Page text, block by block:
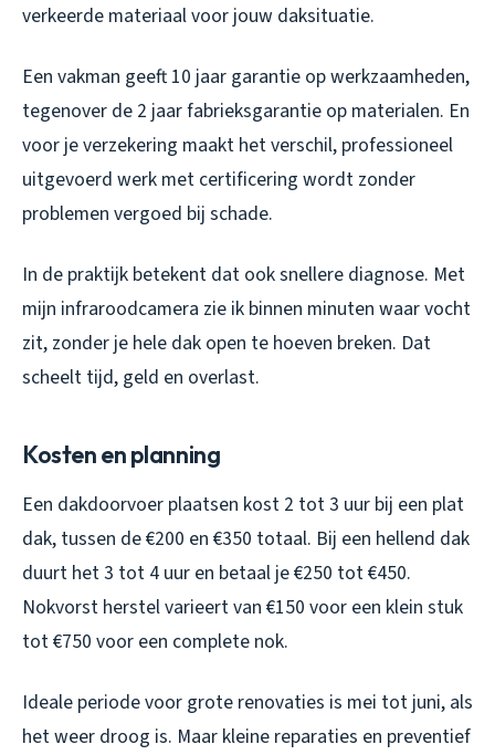
verkeerde materiaal voor jouw daksituatie.
Een vakman geeft 10 jaar garantie op werkzaamheden,
tegenover de 2 jaar fabrieksgarantie op materialen. En
voor je verzekering maakt het verschil, professioneel
uitgevoerd werk met certificering wordt zonder
problemen vergoed bij schade.
In de praktijk betekent dat ook snellere diagnose. Met
mijn infraroodcamera zie ik binnen minuten waar vocht
zit, zonder je hele dak open te hoeven breken. Dat
scheelt tijd, geld en overlast.
Kosten en planning
Een dakdoorvoer plaatsen kost 2 tot 3 uur bij een plat
dak, tussen de €200 en €350 totaal. Bij een hellend dak
duurt het 3 tot 4 uur en betaal je €250 tot €450.
Nokvorst herstel varieert van €150 voor een klein stuk
tot €750 voor een complete nok.
Ideale periode voor grote renovaties is mei tot juni, als
het weer droog is. Maar kleine reparaties en preventief